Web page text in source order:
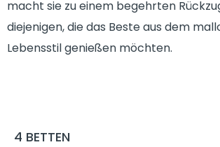
macht sie zu einem begehrten
diejenigen, die das Beste aus dem
Lebensstil genießen möchten.
4 BETTEN